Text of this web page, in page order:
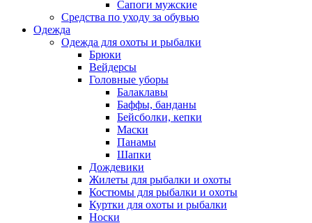
Сапоги мужские
Средства по уходу за обувью
Одежда
Одежда для охоты и рыбалки
Брюки
Вейдерсы
Головные уборы
Балаклавы
Баффы, банданы
Бейсболки, кепки
Маски
Панамы
Шапки
Дождевики
Жилеты для рыбалки и охоты
Костюмы для рыбалки и охоты
Куртки для охоты и рыбалки
Носки